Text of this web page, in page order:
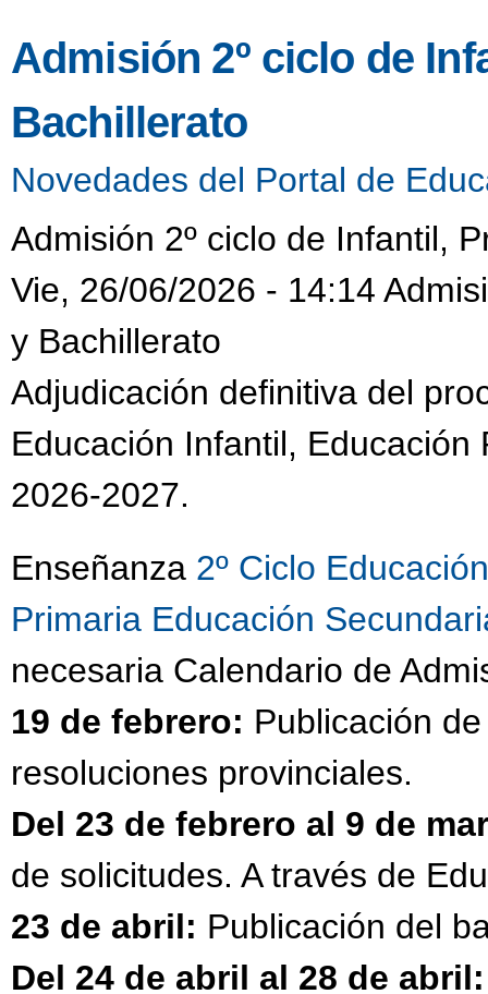
Admisión 2º ciclo de
Bachillerato
Novedades del Portal de
Admisión 2º ciclo de Infantil,
Vie, 26/06/2026 - 14:14
y Bachillerato
Adjudicación definitiva del
Educación Infantil,
2026-2027.
Enseñanza 2º Ciclo
Primaria Educación
necesaria Calendario de
19 de febrero: Publicación
resoluciones provinciales.
Del 23 de febrero al 9 de
de solicitudes. A través de
23 de abril: Publicación del
Del 24 de abril al 28 de abril: